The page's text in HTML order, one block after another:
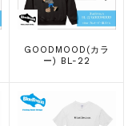
GOODMOOD(カラ
ー) BL-22